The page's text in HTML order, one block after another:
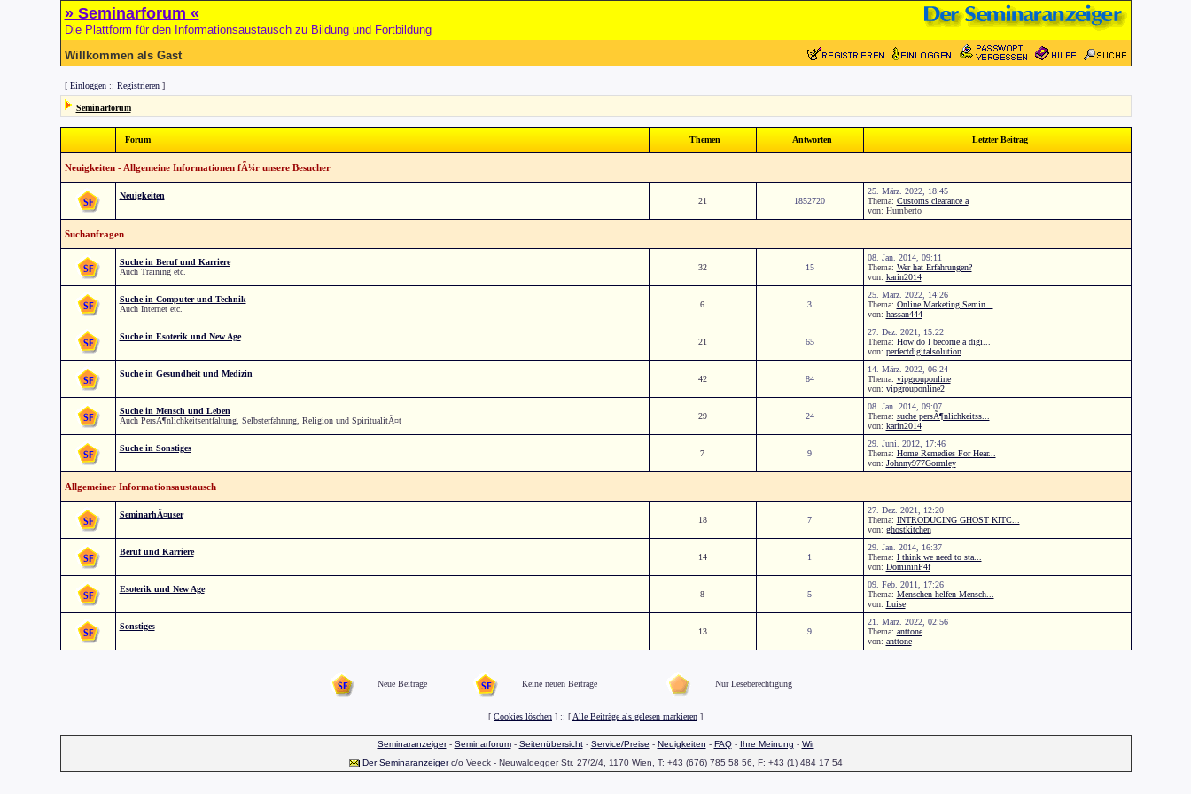
» Seminarforum «
Die Plattform für den Informationsaustausch zu Bildung und Fortbildung
Willkommen als Gast
[ Einloggen:: Registrieren]
Seminarforum
Forum Themen Antworten Letzter Beitrag
Neuigkeiten - Allgemeine Informationen fÃ¼r unsere Besucher
Neuigkeiten
21 1852720
25. März. 2022, 18:45
Thema: Customs clearance a
von: Humberto
Suchanfragen
Suche in Beruf und Karriere
Auch Training etc.
32 15
08. Jan. 2014, 09:11
Thema: Wer hat Erfahrungen?
von: karin2014
Suche in Computer und Technik
Auch Internet etc.
6 3
25. März. 2022, 14:26
Thema: Online Marketing Semin...
von: hassan444
Suche in Esoterik und New Age
21 65
27. Dez. 2021, 15:22
Thema: How do I become a digi...
von: perfectdigitalsolution
Suche in Gesundheit und Medizin
42 84
14. März. 2022, 06:24
Thema: vipgrouponline
von: vipgrouponline2
Suche in Mensch und Leben
Auch PersÃ¶nlichkeitsentfaltung, Selbsterfahrung, Religion und SpiritualitÃ¤t
29 24
08. Jan. 2014, 09:07
Thema: suche persÃ¶nlichkeitss...
von: karin2014
Suche in Sonstiges
7 9
29. Juni. 2012, 17:46
Thema: Home Remedies For Hear...
von: Johnny977Gormley
Allgemeiner Informationsaustausch
SeminarhÃ¤user
18 7
27. Dez. 2021, 12:20
Thema: INTRODUCING GHOST KITC...
von: ghostkitchen
Beruf und Karriere
14 1
29. Jan. 2014, 16:37
Thema: I think we need to sta...
von: DomininP4f
Esoterik und New Age
8 5
09. Feb. 2011, 17:26
Thema: Menschen helfen Mensch...
von: Luise
Sonstiges
13 9
21. März. 2022, 02:56
Thema: anttone
von: anttone
Neue Beiträge Keine neuen Beiträge Nur Leseberechtigung
[ Cookies löschen ] :: [ Alle Beiträge als gelesen markieren ]
Seminaranzeiger- Seminarforum- Seitenübersicht- Service/Preise - Neuigkeiten - FAQ- Ihre Meinung - Wir
Der Seminaranzeigerc/o Veeck - Neuwaldegger Str. 27/2/4, 1170 Wien, T: +43 (676) 785 58 56, F: +43 (1) 484 17 54